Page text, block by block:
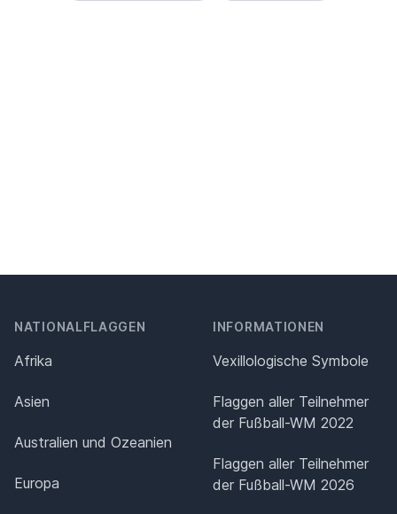
NATIONALFLAGGEN
Afrika
Asien
Australien und Ozeanien
Europa
INFORMATIONEN
Vexillologische Symbole
Flaggen aller Teilnehmer
der Fußball-WM 2022
Flaggen aller Teilnehmer
der Fußball-WM 2026